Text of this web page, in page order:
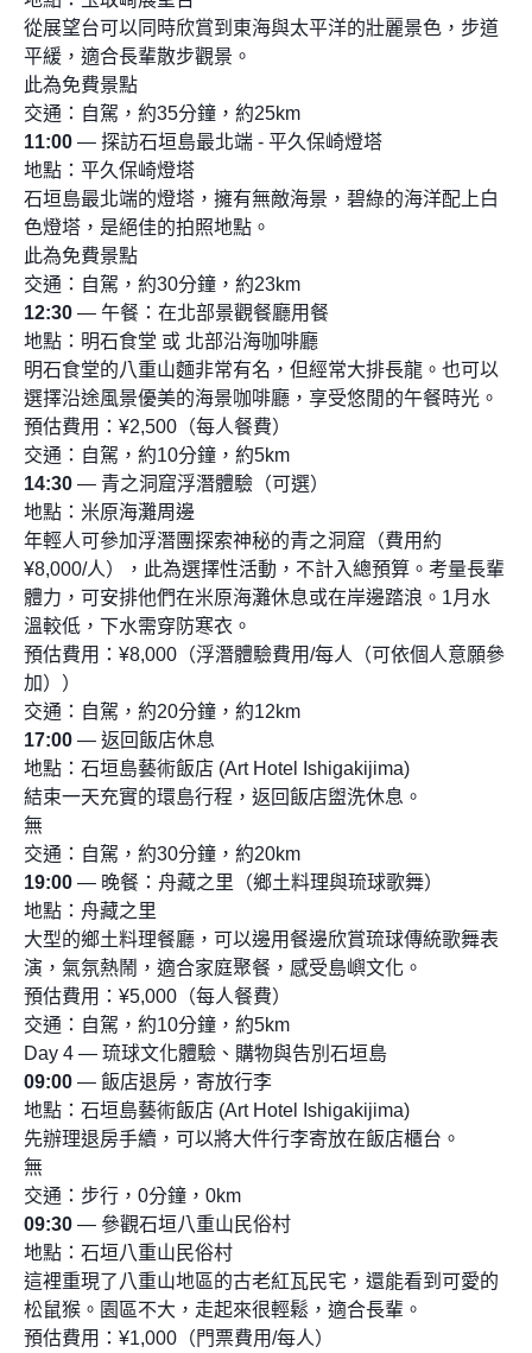
從展望台可以同時欣賞到東海與太平洋的壯麗景色，步道
平緩，適合長輩散步觀景。
此為免費景點
交通：自駕，約35分鐘，約25km
11:00 — 探訪石垣島最北端 - 平久保崎燈塔
地點：平久保崎燈塔
石垣島最北端的燈塔，擁有無敵海景，碧綠的海洋配上白
色燈塔，是絕佳的拍照地點。
此為免費景點
交通：自駕，約30分鐘，約23km
12:30 — 午餐：在北部景觀餐廳用餐
地點：明石食堂 或 北部沿海咖啡廳
明石食堂的八重山麵非常有名，但經常大排長龍。也可以
選擇沿途風景優美的海景咖啡廳，享受悠閒的午餐時光。
預估費用：¥2,500（每人餐費）
交通：自駕，約10分鐘，約5km
14:30 — 青之洞窟浮潛體驗（可選）
地點：米原海灘周邊
年輕人可參加浮潛團探索神秘的青之洞窟（費用約
¥8,000/人），此為選擇性活動，不計入總預算。考量長輩
體力，可安排他們在米原海灘休息或在岸邊踏浪。1月水
溫較低，下水需穿防寒衣。
預估費用：¥8,000（浮潛體驗費用/每人（可依個人意願參
加））
交通：自駕，約20分鐘，約12km
17:00 — 返回飯店休息
地點：石垣島藝術飯店 (Art Hotel Ishigakijima)
結束一天充實的環島行程，返回飯店盥洗休息。
無
交通：自駕，約30分鐘，約20km
19:00 — 晚餐：舟藏之里（鄉土料理與琉球歌舞）
地點：舟藏之里
大型的鄉土料理餐廳，可以邊用餐邊欣賞琉球傳統歌舞表
演，氣氛熱鬧，適合家庭聚餐，感受島嶼文化。
預估費用：¥5,000（每人餐費）
交通：自駕，約10分鐘，約5km
Day 4 — 琉球文化體驗、購物與告別石垣島
09:00 — 飯店退房，寄放行李
地點：石垣島藝術飯店 (Art Hotel Ishigakijima)
先辦理退房手續，可以將大件行李寄放在飯店櫃台。
無
交通：步行，0分鐘，0km
09:30 — 參觀石垣八重山民俗村
地點：石垣八重山民俗村
這裡重現了八重山地區的古老紅瓦民宅，還能看到可愛的
松鼠猴。園區不大，走起來很輕鬆，適合長輩。
預估費用：¥1,000（門票費用/每人）